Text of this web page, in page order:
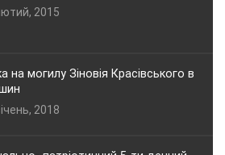
2015
на могилу Зіновія Красівського в
2018